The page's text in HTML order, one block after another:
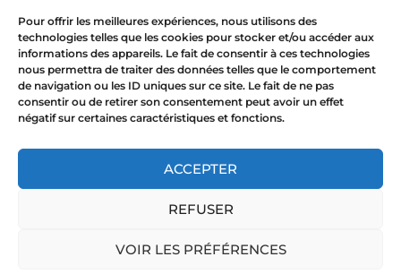
Pour offrir les meilleures expériences, nous utilisons des
technologies telles que les cookies pour stocker et/ou accéder aux
informations des appareils. Le fait de consentir à ces technologies
nous permettra de traiter des données telles que le comportement
de navigation ou les ID uniques sur ce site. Le fait de ne pas
consentir ou de retirer son consentement peut avoir un effet
négatif sur certaines caractéristiques et fonctions.
ACCEPTER
REFUSER
VOIR LES PRÉFÉRENCES